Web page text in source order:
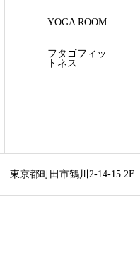
YOGA ROOM
フタゴフィッ
トネス
東京都町田市鶴川2-14-15 2F